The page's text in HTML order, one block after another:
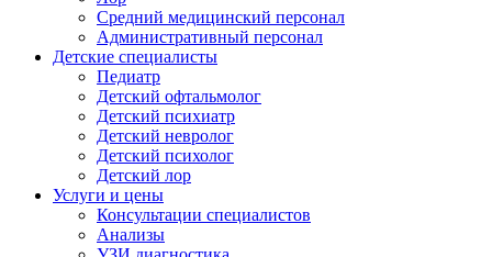
Средний медицинский персонал
Административный персонал
Детские специалисты
Педиатр
Детский офтальмолог
Детский психиатр
Детский невролог
Детский психолог
Детский лор
Услуги и цены
Консультации специалистов
Анализы